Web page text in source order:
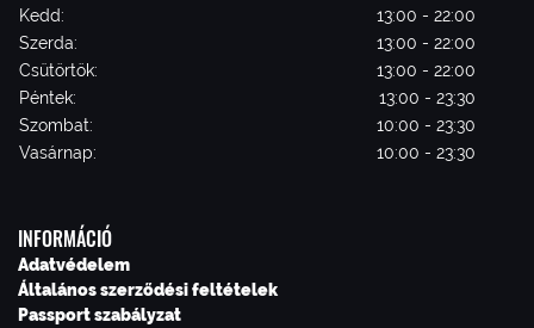
Kedd:
13:00 - 22:00
Szerda:
13:00 - 22:00
Csütörtök:
13:00 - 22:00
Péntek:
13:00 - 23:30
Szombat:
10:00 - 23:30
Vasárnap:
10:00 - 23:30
INFORMÁCIÓ
Adatvédelem
Általános szerződési feltételek
Passport szabályzat